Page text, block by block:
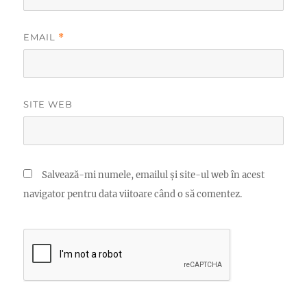
EMAIL *
SITE WEB
Salvează-mi numele, emailul și site-ul web în acest
navigator pentru data viitoare când o să comentez.